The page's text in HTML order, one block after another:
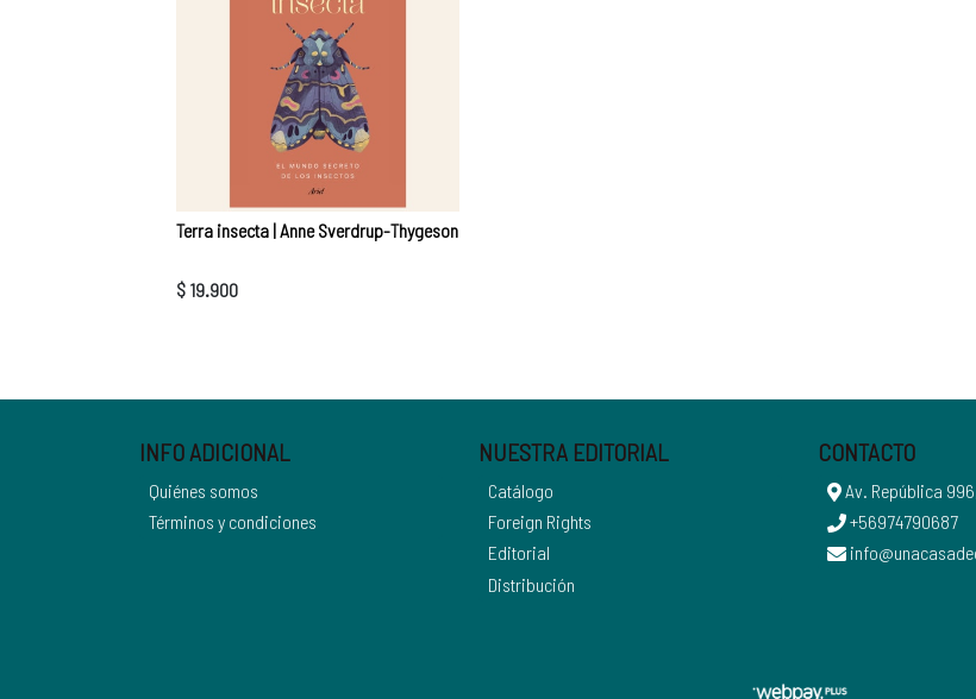
Terra insecta | Anne Sverdrup-Thygeson
$ 19.900
INFO ADICIONAL
Quiénes somos
Términos y condiciones
NUESTRA EDITORIAL
Catálogo
Foreign Rights
Editorial
Distribución
CONTACTO
Av. República
+56974790687